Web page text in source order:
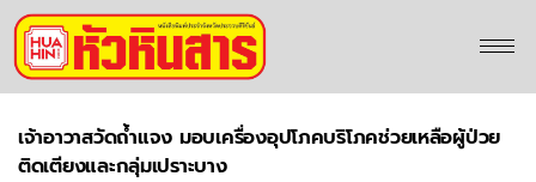
เจ้าอาวาสวัดถ้ำแจง มอบเครื่องอุปโภคบริโภคช่วยเหลือผู้ป่วย
ติดเตียงและกลุ่มเปราะบาง